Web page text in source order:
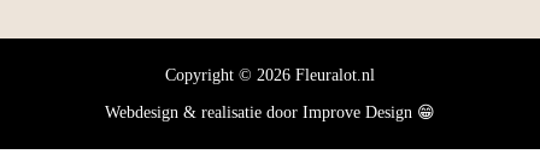
Copyright © 2026 Fleuralot.nl
Webdesign & realisatie door Improve Design 😁